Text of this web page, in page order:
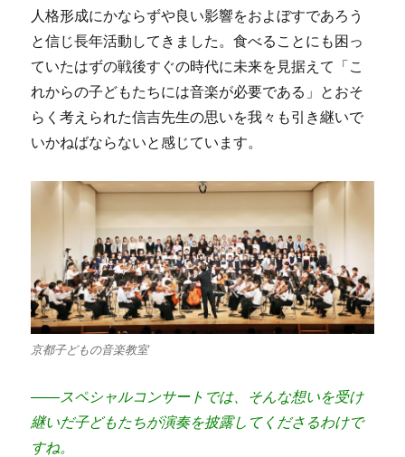
人格形成にかならずや良い影響をおよぼすであろう
と信じ長年活動してきました。食べることにも困っ
ていたはずの戦後すぐの時代に未来を見据えて「こ
れからの子どもたちには音楽が必要である」とおそ
らく考えられた信吉先生の思いを我々も引き継いで
いかねばならないと感じています。
京都子どもの音楽教室
――スペシャルコンサートでは、そんな想いを受け
継いだ子どもたちが演奏を披露してくださるわけで
すね。